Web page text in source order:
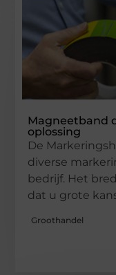
Magneetband
oplossing
De
diverse
bedrijf. Het
dat u grote
Groothandel